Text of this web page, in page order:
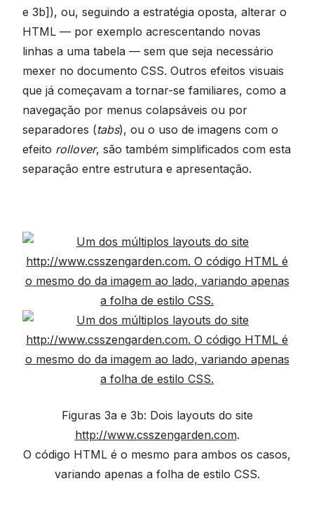
e 3b]), ou, seguindo a estratégia oposta, alterar o
HTML — por exemplo acrescentando novas
linhas a uma tabela — sem que seja necessário
mexer no documento CSS. Outros efeitos visuais
que já começavam a tornar-se familiares, como a
navegação por menus colapsáveis ou por
separadores (tabs), ou o uso de imagens com o
efeito rollover, são também simplificados com esta
separação entre estrutura e apresentação.
Figuras 3a e 3b: Dois layouts do site
http://www.csszengarden.com.
O código HTML é o mesmo para ambos os casos,
variando apenas a folha de estilo CSS.